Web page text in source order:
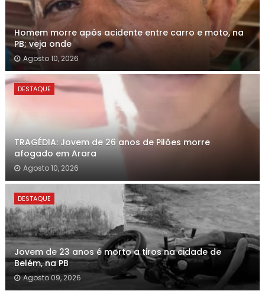
Homem morre após acidente entre carro e moto, na
PB; veja onde
Agosto 10, 2026
DESTAQUE
TRAGÉDIA: Jovem de 26 anos de Pilões morre
afogado em Arara
Agosto 10, 2026
DESTAQUE
Jovem de 23 anos é morto a tiros na cidade de
Belém, na PB
Agosto 09, 2026